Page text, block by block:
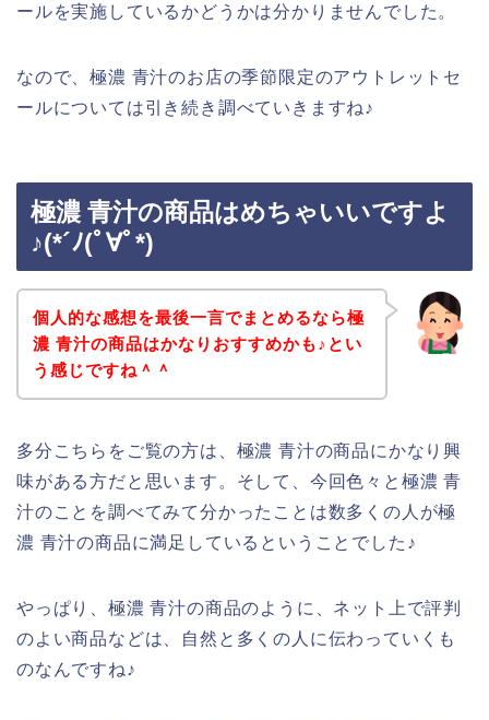
ールを実施しているかどうかは分かりませんでした。
なので、極濃 青汁のお店の季節限定のアウトレットセ
ールについては引き続き調べていきますね♪
極濃 青汁の商品はめちゃいいですよ
♪(*´ﾉ(ﾟ∀ﾟ*)
個人的な感想を最後一言でまとめるなら極
濃 青汁の商品はかなりおすすめかも♪とい
う感じですね＾＾
多分こちらをご覧の方は、極濃 青汁の商品にかなり興
味がある方だと思います。そして、今回色々と極濃 青
汁のことを調べてみて分かったことは数多くの人が極
濃 青汁の商品に満足しているということでした♪
やっぱり、極濃 青汁の商品のように、ネット上で評判
のよい商品などは、自然と多くの人に伝わっていくも
のなんですね♪